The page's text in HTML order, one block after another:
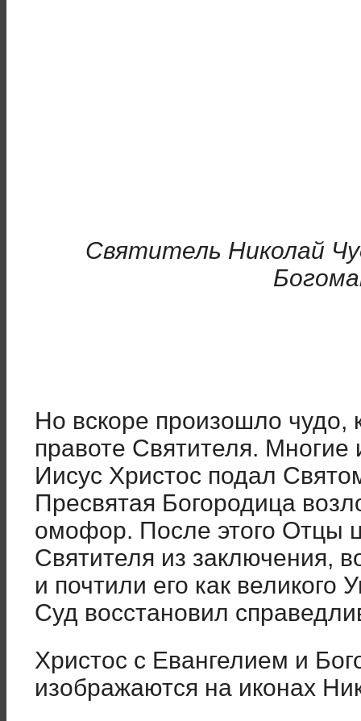
Святитель Николай
Но вскоре произошло чудо,
правоте Святителя.
Иисус Христос подал
Пресвятая Богородица
омофор. После этого Отцы
Святителя из заключения,
и почтили его как
Суд восстановил
Христос с Евангелием и
изображаются на иконах